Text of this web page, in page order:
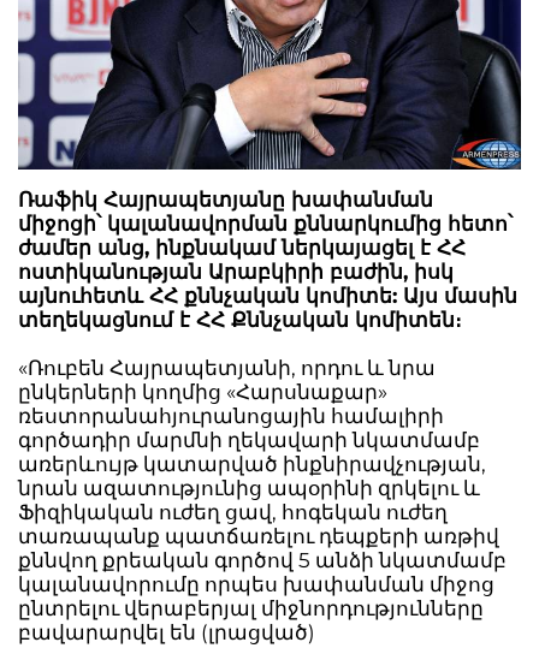
Ռաֆիկ Հայրապետյանը խափանման
միջոցի՝ կալանավորման քննարկումից հետո՝
ժամեր անց, ինքնակամ ներկայացել է ՀՀ
ոստիկանության Արաբկիրի բաժին, իսկ
այնուհետև ՀՀ քննչական կոմիտե: Այս մասին
տեղեկացնում է ՀՀ Քննչական կոմիտեն։
«Ռուբեն Հայրապետյանի, որդու և նրա
ընկերների կողմից «Հարսնաքար»
ռեստորանահյուրանոցային համալիրի
գործադիր մարմնի ղեկավարի նկատմամբ
առերևույթ կատարված ինքնիրավչության,
նրան ազատությունից ապօրինի զրկելու և
Ֆիզիկական ուժեղ ցավ, հոգեկան ուժեղ
տառապանք պատճառելու դեպքերի առթիվ
քննվող քրեական գործով 5 անձի նկատմամբ
կալանավորումը որպես խափանման միջոց
ընտրելու վերաբերյալ միջնորդությունները
բավարարվել են (լրացված)